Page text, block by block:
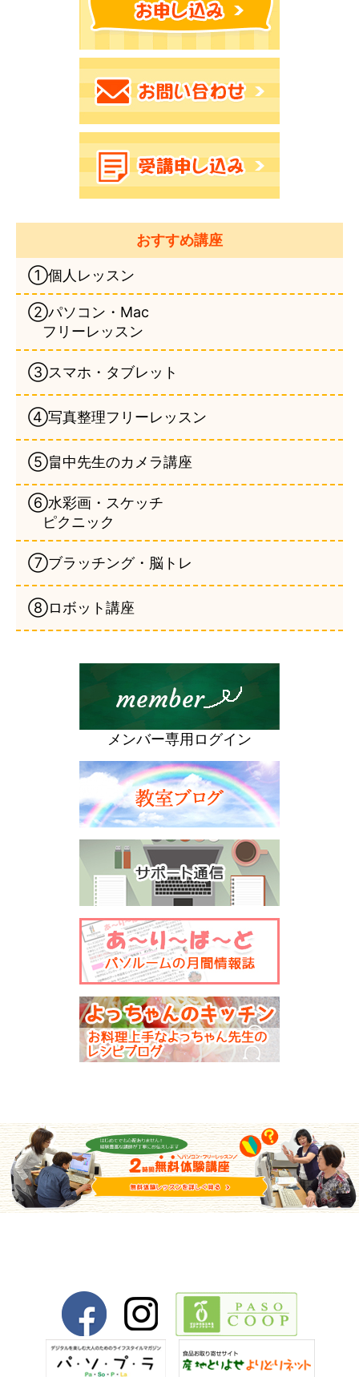
おすすめ講座
①個人レッスン
②パソコン・Mac
フリーレッスン
③スマホ・タブレット
④写真整理フリーレッスン
⑤畠中先生のカメラ講座
⑥水彩画・スケッチ
ピクニック
⑦ブラッチング・脳トレ
⑧ロボット講座
メンバー専用ログイン